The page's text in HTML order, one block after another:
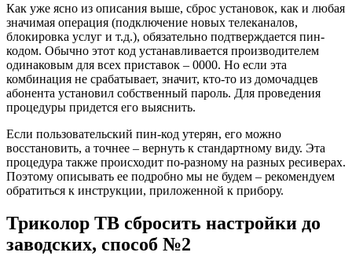
Как уже ясно из описания выше, сброс установок, как и любая
значимая операция (подключение новых телеканалов,
блокировка услуг и т.д.), обязательно подтверждается пин-
кодом. Обычно этот код устанавливается производителем
одинаковым для всех приставок – 0000. Но если эта
комбинация не срабатывает, значит, кто-то из домочадцев
абонента установил собственный пароль. Для проведения
процедуры придется его выяснить.
Если пользовательский пин-код утерян, его можно
восстановить, а точнее – вернуть к стандартному виду. Эта
процедура также происходит по-разному на разных ресиверах.
Поэтому описывать ее подробно мы не будем – рекомендуем
обратиться к инструкции, приложенной к прибору.
Триколор ТВ сбросить настройки до
заводских, способ №2